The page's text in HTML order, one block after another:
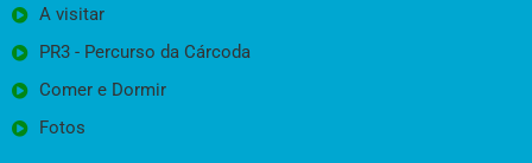
A visitar
PR3 - Percurso da Cárcoda
Comer e Dormir
Fotos